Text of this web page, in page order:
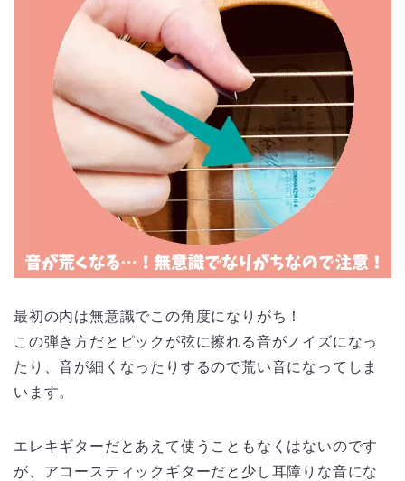
最初の内は無意識でこの角度になりがち！
この弾き方だとピックが弦に擦れる音がノイズになっ
たり、音が細くなったりするので荒い音になってしま
います。
エレキギターだとあえて使うこともなくはないのです
が、アコースティックギターだと少し耳障りな音にな